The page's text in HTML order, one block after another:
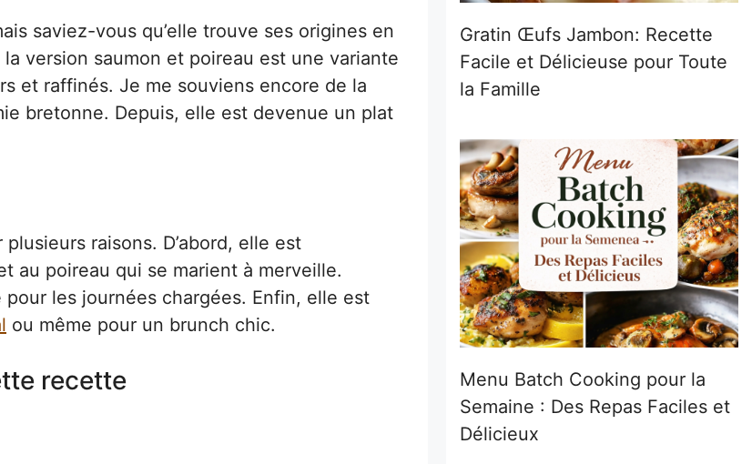
saviez-vous qu’elle trouve ses origines en
version saumon et poireau est une variante
et raffinés. Je me souviens encore de la
bretonne. Depuis, elle est devenue un plat
raisons. D’abord, elle est
au poireau qui se marient à merveille.
les journées chargées. Enfin, elle est
ou même pour un brunch chic.
recette
Gratin Œufs Jambon: Recette
Facile et Délicieuse pour Toute
la Famille
Menu Batch Cooking pour la
Semaine : Des Repas Faciles et
Délicieux